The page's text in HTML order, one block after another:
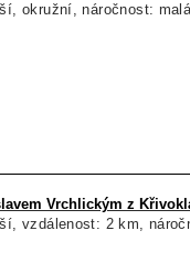
okružní, náročnost:
Vrchlickým z
vzdálenost: 2 km,